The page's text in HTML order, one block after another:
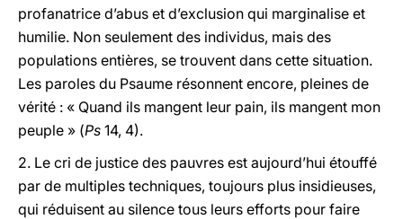
profanatrice d’abus et d’exclusion qui marginalise et
humilie. Non seulement des individus, mais des
populations entières, se trouvent dans cette situation.
Les paroles du Psaume résonnent encore, pleines de
vérité : « Quand ils mangent leur pain, ils mangent mon
peuple » (Ps 14, 4).
2. Le cri de justice des pauvres est aujourd’hui étouffé
par de multiples techniques, toujours plus insidieuses,
qui réduisent au silence tous leurs efforts pour faire